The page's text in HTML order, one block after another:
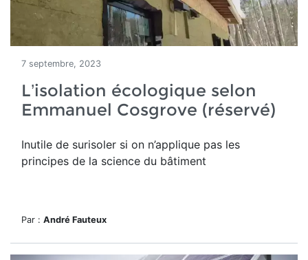
7 septembre, 2023
L’isolation écologique selon
Emmanuel Cosgrove (réservé)
Inutile de surisoler si on n’applique pas les
principes de la science du bâtiment
Par : André Fauteux